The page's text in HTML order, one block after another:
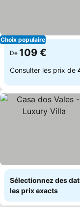
Choix populaire
De 109 €
Consulter les prix de
Sélectionnez des
les prix exacts